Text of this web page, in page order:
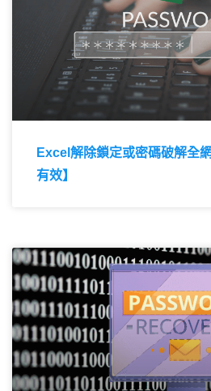
Excel解除鎖定或密碼破解全
有效】